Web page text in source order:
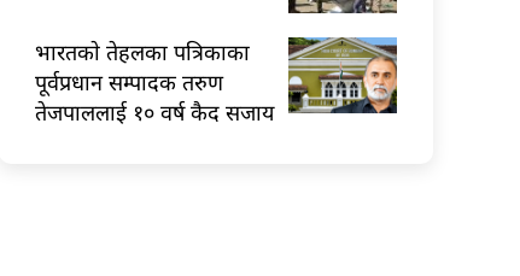
भारतकाे तेहलका पत्रिकाका
पूर्वप्रधान सम्पादक तरुण
तेजपाललाई १० वर्ष कैद सजाय